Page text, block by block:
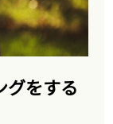
グをする